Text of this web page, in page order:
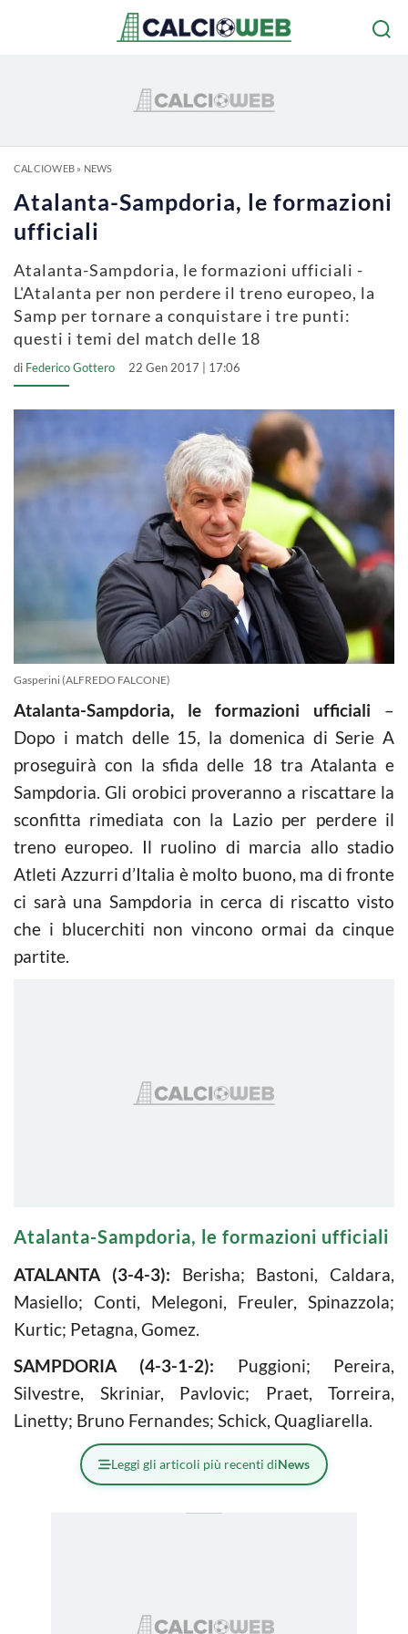
CALCIOWEB» NEWS
Atalanta-Sampdoria, le formazioni
ufficiali
Atalanta-Sampdoria, le formazioni ufficiali -
L'Atalanta per non perdere il treno europeo, la
Samp per tornare a conquistare i tre punti:
questi i temi del match delle 18
di Federico Gottero 22 Gen 2017 | 17:06
Gasperini (ALFREDO FALCONE)
Atalanta-Sampdoria, le formazioni ufficiali –
Dopo i match delle 15, la domenica di Serie A
proseguirà con la sfida delle 18 tra Atalanta e
Sampdoria. Gli orobici proveranno a riscattare la
sconfitta rimediata con la Lazio per perdere il
treno europeo. Il ruolino di marcia allo stadio
Atleti Azzurri d’Italia è molto buono, ma di fronte
ci sarà una Sampdoria in cerca di riscatto visto
che i blucerchiti non vincono ormai da cinque
partite.
Atalanta-Sampdoria, le formazioni ufficiali
ATALANTA (3-4-3): Berisha; Bastoni, Caldara,
Masiello; Conti, Melegoni, Freuler, Spinazzola;
Kurtic; Petagna, Gomez.
SAMPDORIA (4-3-1-2): Puggioni; Pereira,
Silvestre, Skriniar, Pavlovic; Praet, Torreira,
Linetty; Bruno Fernandes; Schick, Quagliarella.
Leggi gli articoli più recenti diNews